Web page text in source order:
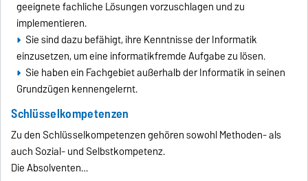
geeignete fachliche Lösungen vorzuschlagen und zu
implementieren.
Sie sind dazu befähigt, ihre Kenntnisse der Informatik
einzusetzen, um eine informatikfremde Aufgabe zu lösen.
Sie haben ein Fachgebiet außerhalb der Informatik in seinen
Grundzügen kennengelernt.
Schlüsselkompetenzen
Zu den Schlüsselkompetenzen gehören sowohl Methoden- als
auch Sozial- und Selbstkompetenz.
Die Absolventen…